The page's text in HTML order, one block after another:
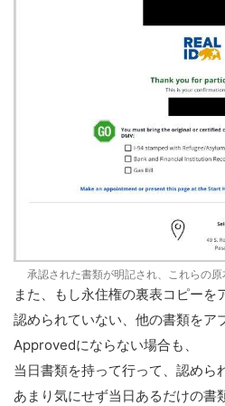
承認された書類が明記され、これらの
また、もし永住権の裏表コピーを
認められていない、他の書類をア
Approvedにならない場合も、
当日書類を持って行って、認めら
あまり気にせず当日あるだけの書